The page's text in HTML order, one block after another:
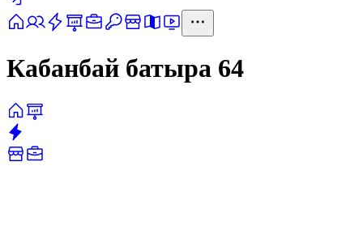
Кабанбай батыра 64